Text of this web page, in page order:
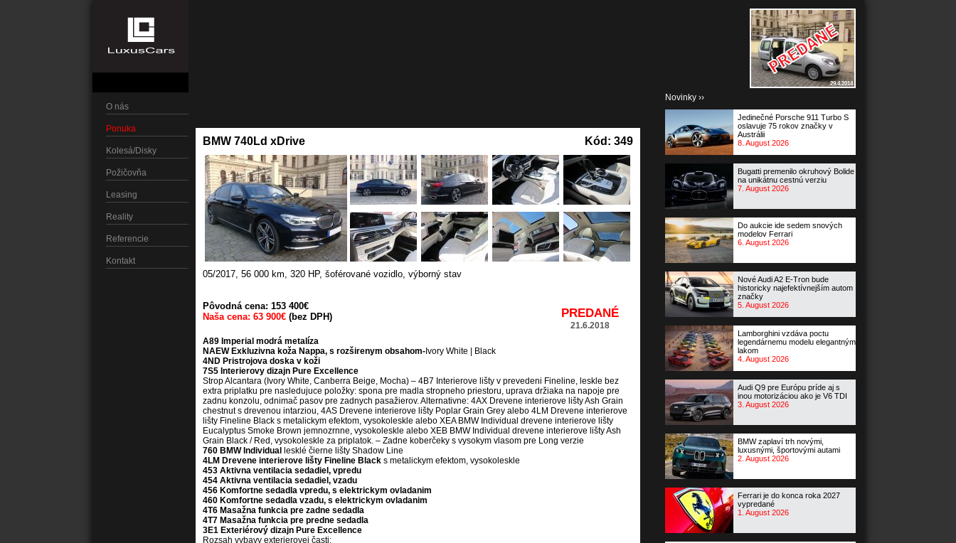
29.4.2014
O nás
Ponuka
Kolesá/Disky
Požičovňa
Leasing
Reality
Referencie
Kontakt
BMW 740Ld xDrive Kód: 349
05/2017, 56 000 km, 320 HP, šoférované vozidlo, výborný stav
Pôvodná cena: 153 400€
Naša cena: 63 900€ (bez DPH) PREDANÉ
21.6.2018
A89 Imperial modrá metalíza
NAEW Exkluzivna koža Nappa, s rozširenym obsahom-Ivory White | Black
4ND Pristrojova doska v koži
7S5 Interierovy dizajn Pure Excellence
Strop Alcantara (Ivory White, Canberra Beige, Mocha) – 4B7 Interierove lišty v prevedeni Fineline, leskle bez
extra priplatku pre nasledujuce položky: spona pre madla stropneho priestoru, uprava držiaka na napoje pre
zadnu konzolu, odnimač pasov pre zadnych pasažierov. Alternativne: 4AX Drevene interierove lišty Ash Grain
chestnut s drevenou intarziou, 4AS Drevene interierove lišty Poplar Grain Grey alebo 4LM Drevene interierove
lišty Fineline Black s metalickym efektom, vysokoleskle alebo XEA BMW Individual drevene interierove lišty
Eucalyptus Smoke Brown jemnozrnne, vysokoleskle alebo XEB BMW Individual drevene interierove lišty Ash
Grain Black / Red, vysokoleskle za priplatok. – Zadne koberčeky s vysokym vlasom pre Long verzie
760 BMW Individual
lesklé čierne lišty Shadow Line
4LM Drevene interierove lišty Fineline Blacks metalickym efektom, vysokoleskle
453 Aktivna ventilacia sedadiel, vpredu
454 Aktivna ventilacia sedadiel, vzadu
456 Komfortne sedadla vpredu, s elektrickym ovladanim
460 Komfortne sedadla vzadu, s elektrickym ovladanim
4T6 Masažna funkcia pre zadne sedadla
4T7 Masažna funkcia pre predne sedadla
3E1 Exteriérový dizajn Pure Excellence
Rozsah vybavy exterierovej časti:
Novinky ››
Jedinečné Porsche 911 Turbo S
oslavuje 75 rokov značky v
Austrálii
8. August 2026
Bugatti premenilo okruhový Bolide
na unikátnu cestnú verziu
7. August 2026
Do aukcie ide sedem snových
modelov Ferrari
6. August 2026
Nové Audi A2 E-Tron bude
historicky najefektívnejším autom
značky
5. August 2026
Lamborghini vzdáva poctu
legendárnemu modelu elegantným
lakom
4. August 2026
Audi Q9 pre Európu príde aj s
inou motorizáciou ako je V6 TDI
3. August 2026
BMW zaplaví trh novými,
luxusnými, športovými autami
2. August 2026
Ferrari je do konca roka 2027
vypredané
1. August 2026